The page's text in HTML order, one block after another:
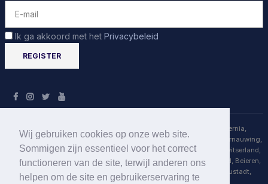
Wij gebruiken cookies op onze web site.
Sommigen zijn essentieel voor het correct
functioneren van de site, terwijl anderen ons
helpen om de site en gebruikerservaring te
Ik ga akkoord met het Privacybeleid
- uw specialisten voor rugpijn, nekpijn, hernia,
wervelkanaalstenose, schijfchirurgie, schijfchirurgie, wervelkanaalvernauwing,
wervelkanaalstenose, endoscopis che schijfchirurgiein Duitsland, Zwitserland,
Elzas (Elzas), Rijnland- Palts, Baden-Württemberg, Hessen, Saarland, Beieren,
Frankfurt, Heidelberg, Karlsruhe, Mannheim, Mainz, München, Neustadt,
Stuttgart, met partners in München, Erding en Starnberg